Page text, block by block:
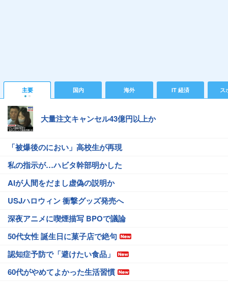
主要 国内 海外 IT 経済 ス
大量注文キャンセル43億円以上か
「被爆後のにおい」高校生が再現
私の指示が…ハビタ幹部明かした
AIが人間をだまし虚偽の説明か
USJハロウィン 衝撃グッズ発売へ
深夜アニメに喫煙描写 BPOで議論
50代女性 誕生日に菓子店で絶句
認知症予防で「避けたい食品」
60代がやめてよかった生活習慣